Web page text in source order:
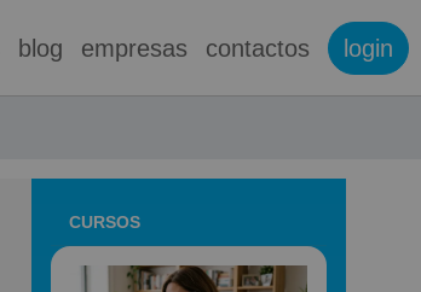
blog empresas contactos login
CURSOS